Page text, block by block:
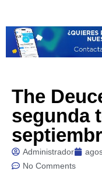
The
segunda
Administrador
No Comments